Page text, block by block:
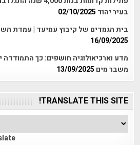
בעיר יהוד 02/10/2025
בית הגמדים של קיבוץ עמיעד | עמדת
16/09/2025
מדע וארכיאולוגיה חושפים: כך
משבר מים 13/09/2025
TRANSLATE THIS SITE!